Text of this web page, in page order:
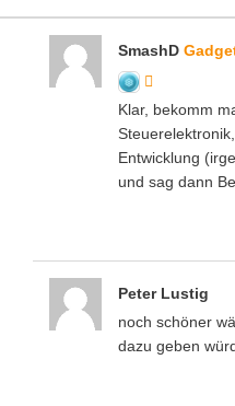
SmashD
Klar, bekomm
Entwicklung
und sag dann
Peter Lustig
noch schöner
dazu geben